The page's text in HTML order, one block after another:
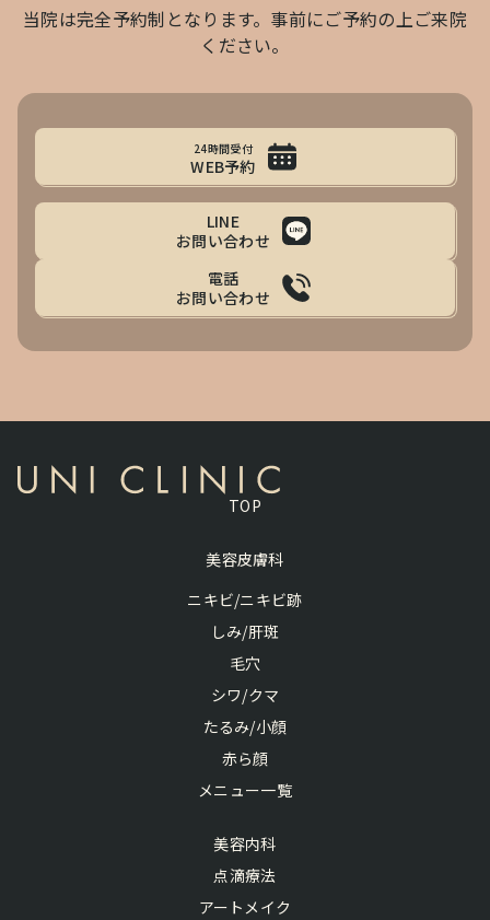
当院は完全予約制となります。事前にご予約の上ご来院
ください。
24時間受付
WEB予約
LINE
お問い合わせ
電話
お問い合わせ
TOP
美容皮膚科
ニキビ/ニキビ跡
しみ/肝斑
毛穴
シワ/クマ
たるみ/小顔
赤ら顔
メニュー一覧
美容内科
点滴療法
アートメイク